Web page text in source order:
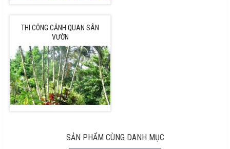
THI CÔNG CẢNH QUAN SÂN
VƯỜN
SẢN PHẨM CÙNG DANH MỤC